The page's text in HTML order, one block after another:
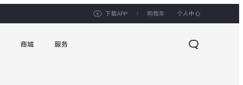
下载APP 购物车 个人中心
商城 服务